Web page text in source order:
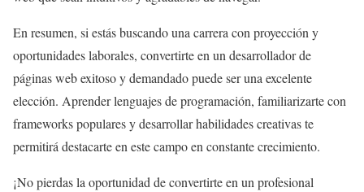
En resumen, si estás buscando una carrera con proyección y
oportunidades laborales, convertirte en un desarrollador de
páginas web exitoso y demandado puede ser una excelente
elección. Aprender lenguajes de programación, familiarizarte con
frameworks populares y desarrollar habilidades creativas te
permitirá destacarte en este campo en constante crecimiento.
¡No pierdas la oportunidad de convertirte en un profesional